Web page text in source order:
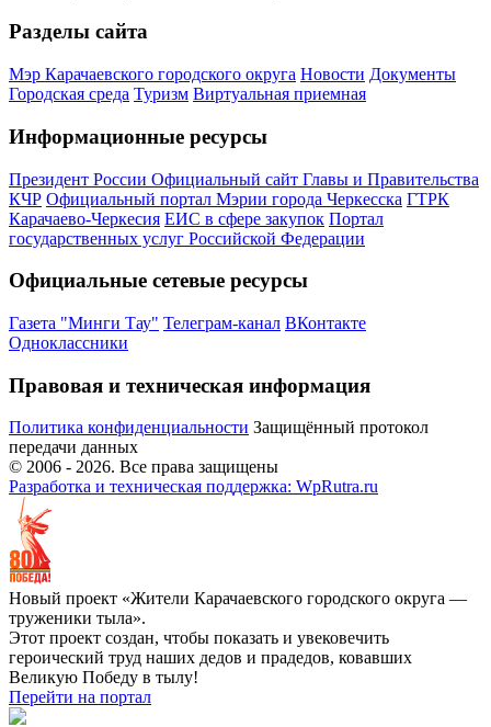
Разделы сайта
Мэр Карачаевского городского округа Новости Документы
Городская среда Туризм Виртуальная приемная
Информационные ресурсы
Президент России Официальный сайт Главы и Правительства
КЧР Официальный портал Мэрии города Черкесска ГТРК
Карачаево-Черкесия ЕИС в сфере закупок Портал
государственных услуг Российской Федерации
Официальные сетевые ресурсы
Газета "Минги Тау" Телеграм-канал ВКонтакте
Одноклассники
Правовая и техническая информация
Политика конфиденциальности Защищённый протокол
передачи данных
© 2006 - 2026. Все права защищены
Разработка и техническая поддержка: WpRutra.ru
Новый проект «Жители Карачаевского городского округа —
труженики тыла».
Этот проект создан, чтобы показать и увековечить
героический труд наших дедов и прадедов, ковавших
Великую Победу в тылу!
Перейти на портал